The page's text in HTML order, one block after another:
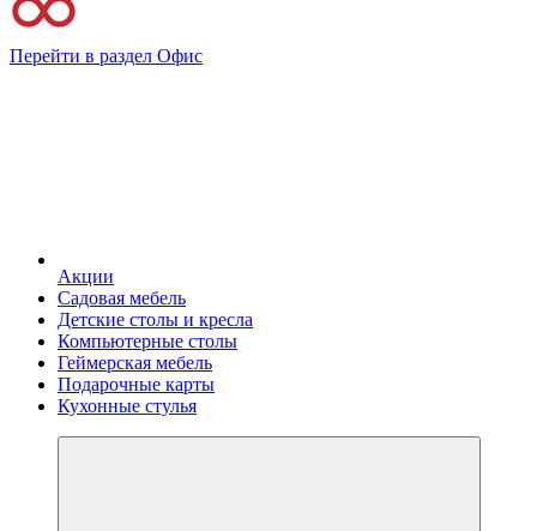
Перейти в раздел Офис
Акции
Садовая мебель
Детские столы и кресла
Компьютерные столы
Геймерская мебель
Подарочные карты
Кухонные стулья